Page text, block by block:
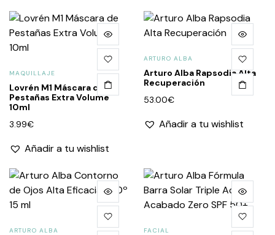
MAQUILLAJE
Lovrén M1 Máscara de
Pestañas Extra Volume
10ml
3.99€
Añadir a tu wishlist
ARTURO ALBA
Arturo Alba Rapsodia Alta
Recuperación
53.00€
Añadir a tu wishlist
ARTURO ALBA FACIAL